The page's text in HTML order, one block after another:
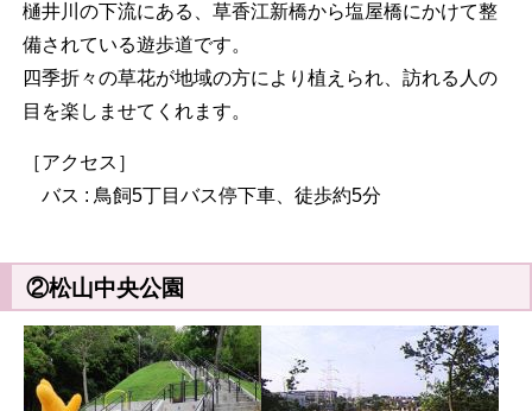
樋井川の下流にある、草香江新橋から塩屋橋にかけて整
備されている遊歩道です。
四季折々の草花が地域の方により植えられ、訪れる人の
目を楽しませてくれます。
［アクセス］
バス : 鳥飼5丁目バス停下車、徒歩約5分
②松山中央公園